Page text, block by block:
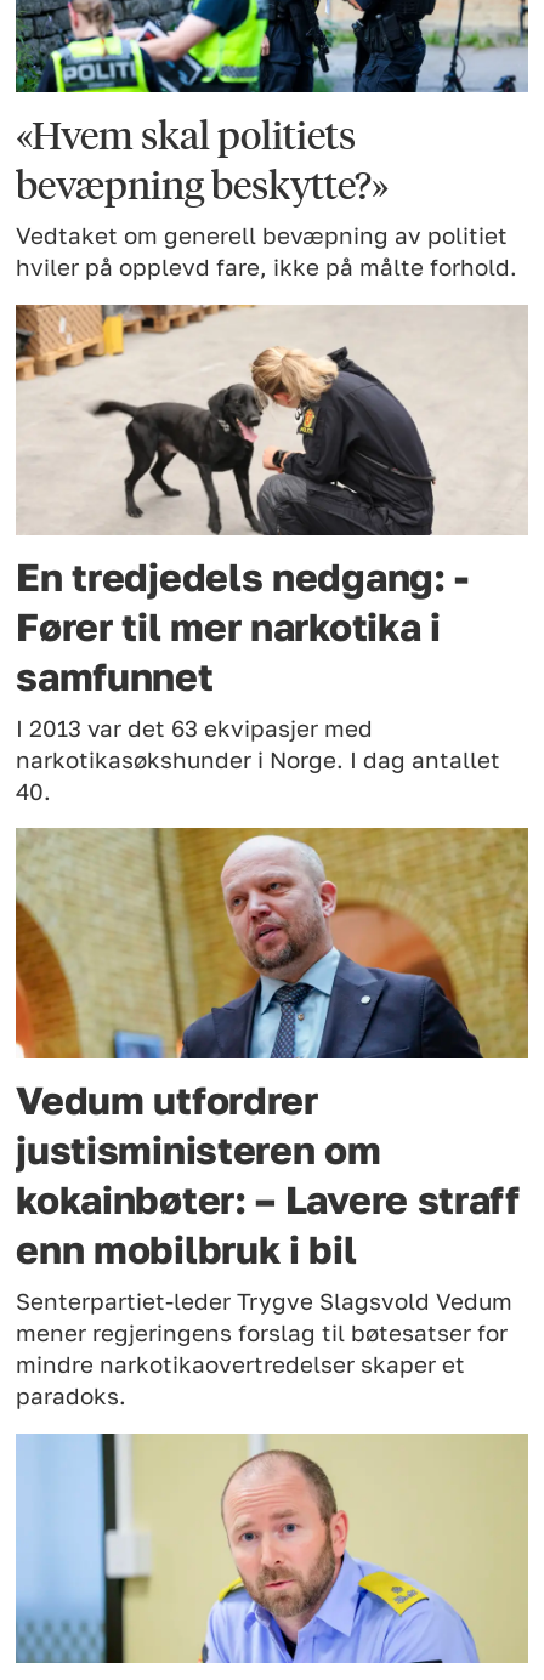
«Hvem skal politiets
bevæpning beskytte?»
Vedtaket om generell bevæpning av politiet
hviler på opplevd fare, ikke på målte forhold.
En tredjedels nedgang: -
Fører til mer narkotika i
samfunnet
I 2013 var det 63 ekvipasjer med
narkotikasøkshunder i Norge. I dag antallet
40.
Vedum utfordrer
justisministeren om
kokainbøter: – Lavere straff
enn mobilbruk i bil
Senterpartiet-leder Trygve Slagsvold Vedum
mener regjeringens forslag til bøtesatser for
mindre narkotikaovertredelser skaper et
paradoks.